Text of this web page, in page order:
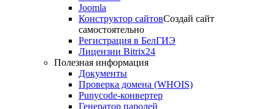
Joomla
Конструктор сайтовСоздай сайт
самостоятельно
Регистрация в БелГИЭ
Лицензии Bitrix24
Полезная информация
Документы
Проверка домена (WHOIS)
Punycode-конвертер
Генератор паролей